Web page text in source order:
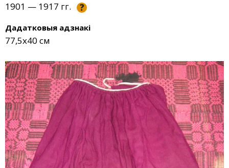
1901 — 1917 гг. ?
Дадатковыя адзнакі
77,5х40 см